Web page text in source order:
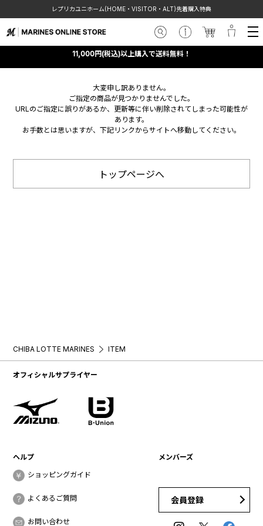
レプリカユニホーム(HOME・VISITOR・ALT)先着購入特典
11,000円(税込)以上購入で送料無料！
大変申し訳ありません。
ご指定の商品が見つかりませんでした。
URLのご指定に誤りがあるか、更新等に伴い削除されてしまった可能性が
あります。
お手数とは思いますが、下記リンクからサイトへ移動してください。
トップページへ
CHIBA LOTTE MARINES ITEM
オフィシャルサプライヤー
ヘルプ
ショッピングガイド
よくあるご質問
お問い合わせ
メンバーズ
会員登録